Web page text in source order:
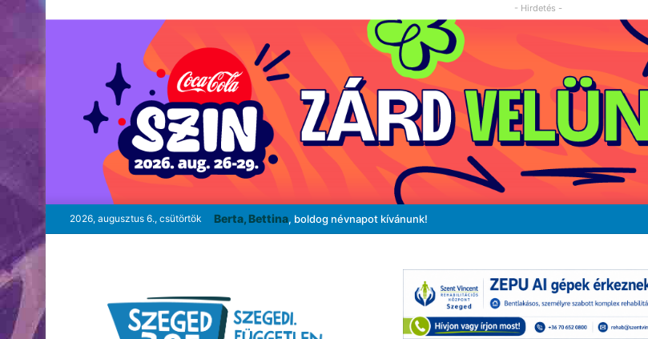
- Hirdetés -
2026, augusztus 6., csütörtök Berta, Bettina, boldog névnapot kívánunk!